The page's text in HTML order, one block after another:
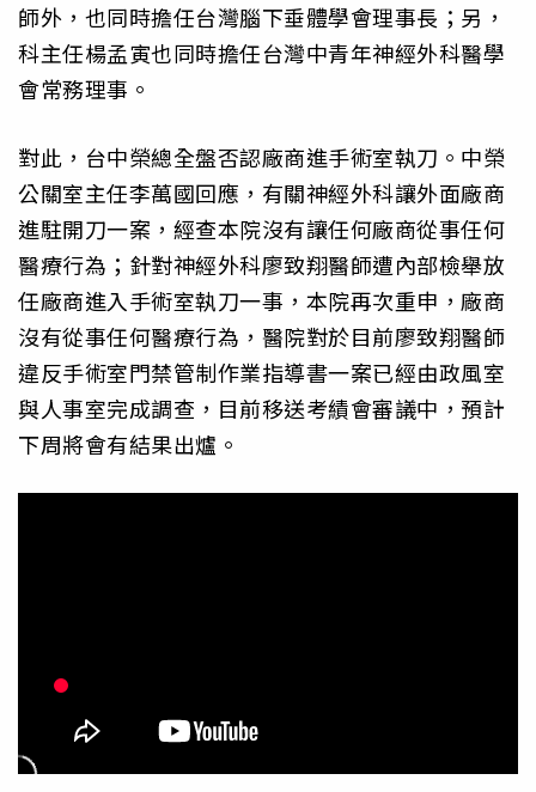
師外，也同時擔任台灣腦下垂體學會理事長；另，
科主任楊孟寅也同時擔任台灣中青年神經外科醫學
會常務理事。
對此，台中榮總全盤否認廠商進手術室執刀。中榮
公關室主任李萬國回應，有關神經外科讓外面廠商
進駐開刀一案，經查本院沒有讓任何廠商從事任何
醫療行為；針對神經外科廖致翔醫師遭內部檢舉放
任廠商進入手術室執刀一事，本院再次重申，廠商
沒有從事任何醫療行為，醫院對於目前廖致翔醫師
違反手術室門禁管制作業指導書一案已經由政風室
與人事室完成調查，目前移送考績會審議中，預計
下周將會有結果出爐。